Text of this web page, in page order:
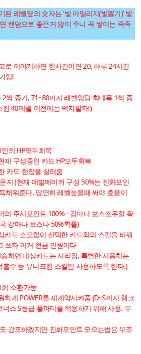
레벨옆의 숫자는 '빛 마일리지(빛뽑기)' 빛
랜덤으로 좋은거 많이 주니 꼭 쌓이는 족족
로 이야기하면 한시간이면 20, 하루 24시간
임!
씩 증가, 71~80까지 레벨업당 최대폭 1씩 증
40레벨 이전에는 먹지말자!)
의 HP모두회복
재 구성중인 카드 HP모두회복
카드 한장을 살려줌
지 (현재 데빌메이커 구성 50%는 진화포인
채워준다. 당연히 레벨높을때 써야 효율이
의 주시포인트 100% - 강마나 보스조우할 확
강마나 보스나 50%확률)
카드 소모없이 선택한 카드와의 스킬을 바꿔
쓰자 이거 현금 만원이다
하면 대상카드는 사라짐, 특별한 사용처는
수 등 유니크한 스킬만 사용하도록 한다.)
소환가능
게 POWER를 재계약시켜줌 (D~S까지 랭크
스 S등급 풀파티를 적용하기 위해 사용. 무
강조하겠지만 진화포인트 모으는법은 무조